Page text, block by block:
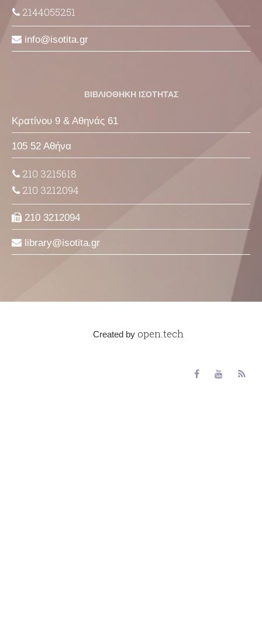
2144055251
info isotita gr
ΒΙΒΛΙΟΘΗΚΗ ΙΣΟΤΗΤΑΣ
Κρατίνου 9 & Αθηνάς 61
105 52 Αθήνα
210 3215618
210 3212094
210 3212094
library isotita gr
Created by open.tech